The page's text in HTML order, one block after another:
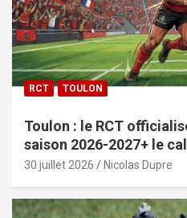
RCT TOULON
Toulon : le RCT
saison 2026-2027+ le
30 juillet 2026 Nicolas Dupre